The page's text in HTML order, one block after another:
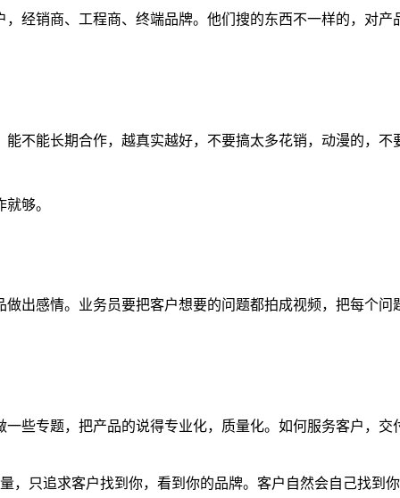
经销商、工程商、终端品牌。他们搜的东西不一样的，对
不能长期合作，越真实越好，不要搞太多花销，动漫的，
够。
出感情。业务员要把客户想要的问题都拍成视频，把每个问
些专题，把产品的说得专业化，质量化。如何服务客户，
，只追求客户找到你，看到你的品牌。客户自然会自己找到